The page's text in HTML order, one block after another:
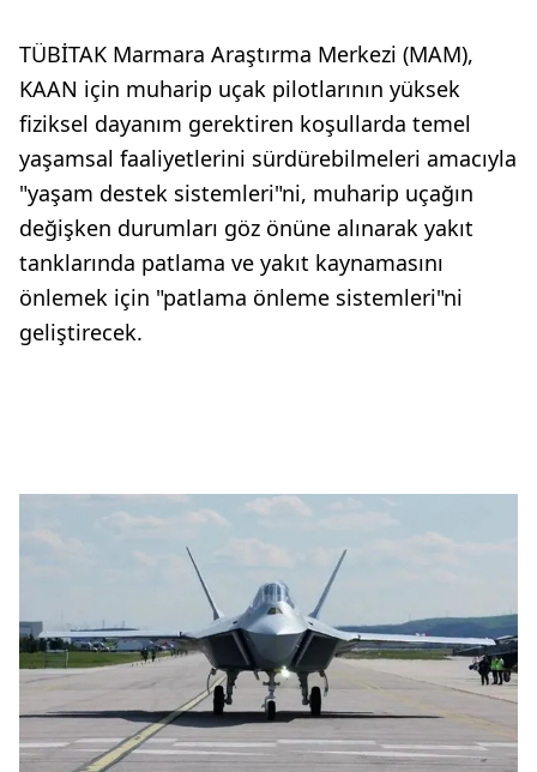
TÜBİTAK Marmara Araştırma Merkezi (MAM),
KAAN için muharip uçak pilotlarının yüksek
fiziksel dayanım gerektiren koşullarda temel
yaşamsal faaliyetlerini sürdürebilmeleri amacıyla
"yaşam destek sistemleri"ni, muharip uçağın
değişken durumları göz önüne alınarak yakıt
tanklarında patlama ve yakıt kaynamasını
önlemek için "patlama önleme sistemleri"ni
geliştirecek.